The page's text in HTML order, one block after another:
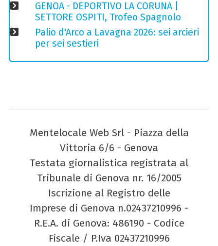
GENOA - DEPORTIVO LA CORUNA |
SETTORE OSPITI, Trofeo Spagnolo
Palio d'Arco a Lavagna 2026: sei arcieri
per sei sestieri
Mentelocale Web Srl - Piazza della
Vittoria 6/6 - Genova
Testata giornalistica registrata al
Tribunale di Genova nr. 16/2005
Iscrizione al Registro delle
Imprese di Genova n.02437210996 -
R.E.A. di Genova: 486190 - Codice
Fiscale / P.Iva 02437210996